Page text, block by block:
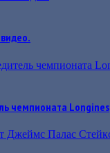
чемпионата Longines